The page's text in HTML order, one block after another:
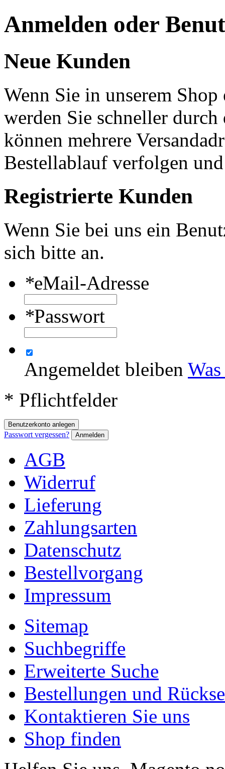
Anmelden oder
Neue Kunden
Wenn Sie in unserem
werden Sie schneller
können mehrere
Bestellablauf verfolgen
Registrierte Kunden
Wenn Sie bei uns ein
sich bitte an.
*eMail-Adresse
*Passwort
Angemeldet bleiben
* Pflichtfelder
Benutzerkonto anlegen
Passwort vergessen? Anmelden
AGB
Widerruf
Lieferung
Zahlungsarten
Datenschutz
Bestellvorgang
Impressum
Sitemap
Suchbegriffe
Erweiterte Suche
Bestellungen und
Kontaktieren Sie uns
Shop finden